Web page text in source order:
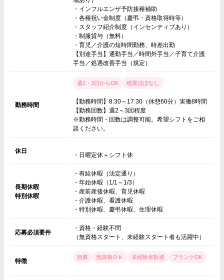
・インフルエンザ予防接種補助
・各種祝い金制度（慶弔・資格取得時等）
・スタッフ紹介制度（インセンティブあり）
・制服貸与（無料）
・育児／介護の短時間勤務、時差出勤
【別途手当】通勤手当／時間外手当／子育て介護
手当／処遇改善手当（規定）
勤務時間
週2・3日からOK 残業ほぼなし
【勤務時間】8:30～17:30（休憩60分）実働8時間
【勤務回数】週2～3回程度
※勤務時間・回数は調整可能。希望シフトをご相
談ください。
休日
・日曜定休＋シフト休
長期休暇
特別休暇
・有給休暇（法定通り）
・年始休暇（1/1～1/3）
・産前産後休暇、育児休暇
・介護休暇、看護休暇
・特別休暇、慶弔休暇、生理休暇
応募必須要件
・資格・経験不問
（無資格スタート、未経験スタート者も活躍中）
特徴
急募 無資格ＯＫ 未経験者歓迎 ブランクOK